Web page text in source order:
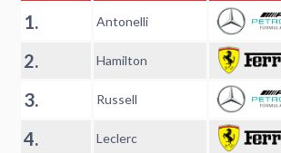
1. Antonelli
2. Hamilton
3. Russell
4. Leclerc